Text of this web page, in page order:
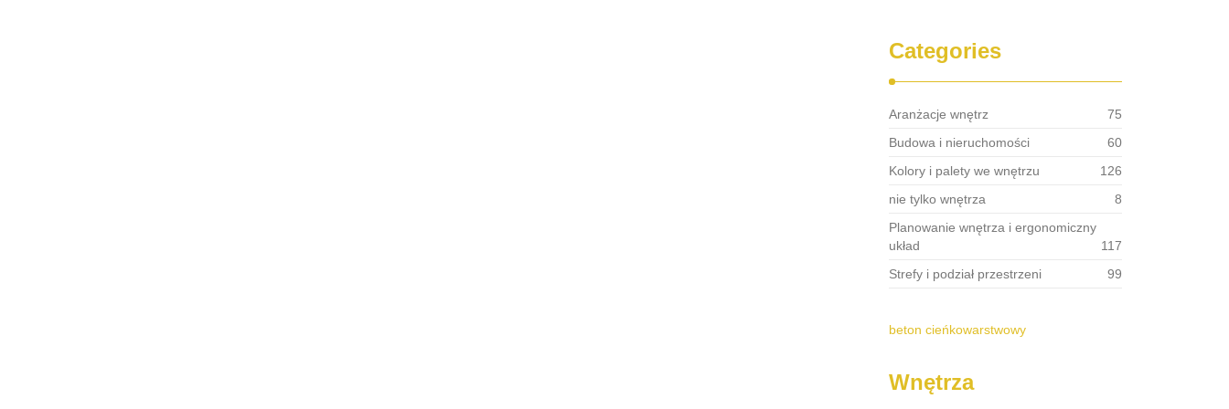
Categories
Aranżacje wnętrz
75
Budowa i nieruchomości
60
Kolory i palety we wnętrzu
126
nie tylko wnętrza
8
Planowanie wnętrza i ergonomiczny
układ
117
Strefy i podział przestrzeni
99
beton cieńkowarstwowy
Wnętrza